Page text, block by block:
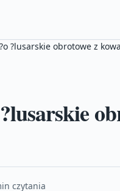
?lusarskie obrotowe z
czytania